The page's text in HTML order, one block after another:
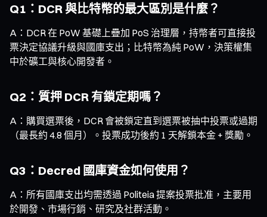
Q1：DCR 與比特幣的最大區別是什麼？
A：DCR 在 PoW 基礎上疊加 PoS 治理層，持幣者可直接投
票決定協議升級與國庫支出；比特幣為純 PoW，決策權集
中於礦工與核心開發者。
Q2：質押 DCR 有鎖定期嗎？
A：購買選票後，DCR 會被鎖定直到選票被抽中投票或過期
（最長約 4.8 個月）。投票成功後約 1 天解鎖本金 + 獎勵。
Q3：Decred 國庫資金如何使用？
A：所有國庫支出均需透過 Politeia 提案投票批准，主要用
於開發、市場行銷、研究及社群活動。